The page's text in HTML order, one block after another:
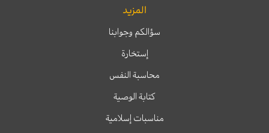
المزيد
سؤالكم وجوابنا
إستخارة
محاسبة النفس
كتابة الوصية
مناسبات إسلامية